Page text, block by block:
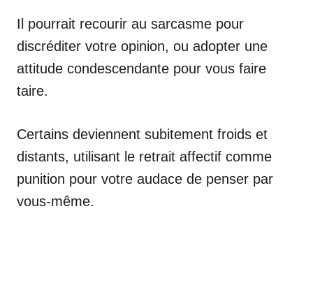
Il pourrait recourir au sarcasme pour
discréditer votre opinion, ou adopter une
attitude condescendante pour vous faire
taire.
Certains deviennent subitement froids et
distants, utilisant le retrait affectif comme
punition pour votre audace de penser par
vous-même.